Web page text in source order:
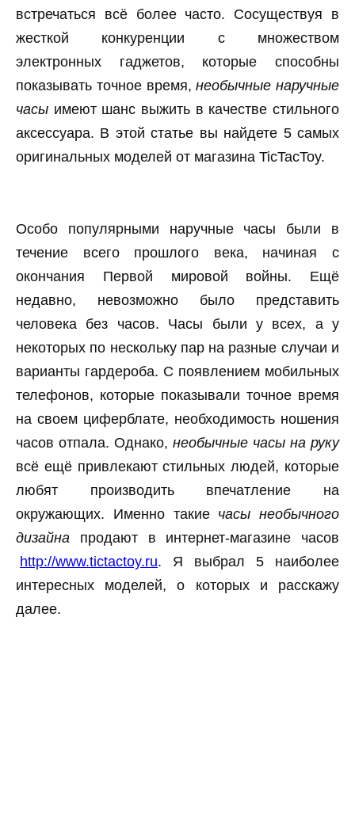
встречаться всё более часто. Сосуществуя в
жесткой конкуренции с множеством
электронных гаджетов, которые способны
показывать точное время,необычные наручные
часы имеют шанс выжить в качестве стильного
аксессуара. В этой статье вы найдете 5 самых
оригинальных моделей от магазина TicTacToy.
Особо популярными наручные часы были в
течение всего прошлого века, начиная с
окончания Первой мировой войны. Ещё
недавно, невозможно было представить
человека без часов. Часы были у всех, а у
некоторых по нескольку пар на разные случаи и
варианты гардероба. С появлением мобильных
телефонов, которые показывали точное время
на своем циферблате, необходимость ношения
часов отпала. Однако, необычные часы на руку
всё ещё привлекают стильных людей, которые
любят производить впечатление на
окружающих. Именно такие часы необычного
дизайна продают в интернет-магазине часов
http://www.tictactoy.ru. Я выбрал 5 наиболее
интересных моделей, о которых и расскажу
далее.